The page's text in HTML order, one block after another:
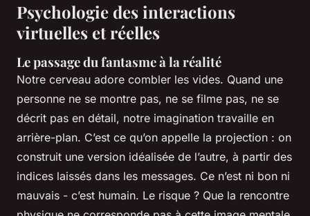
Psychologie des interactions
virtuelles et réelles
Le passage du fantasme à la réalité
Notre cerveau adore combler les vides. Quand une
personne ne se montre pas, ne se filme pas, ne se
décrit pas en détail, notre imagination travaille en
arrière-plan. C’est ce qu’on appelle la projection : on
construit une version idéalisée de l’autre, à partir des
indices laissés dans les messages. Ce n’est ni bon ni
mauvais - c’est humain. Le risque ? Que la rencontre